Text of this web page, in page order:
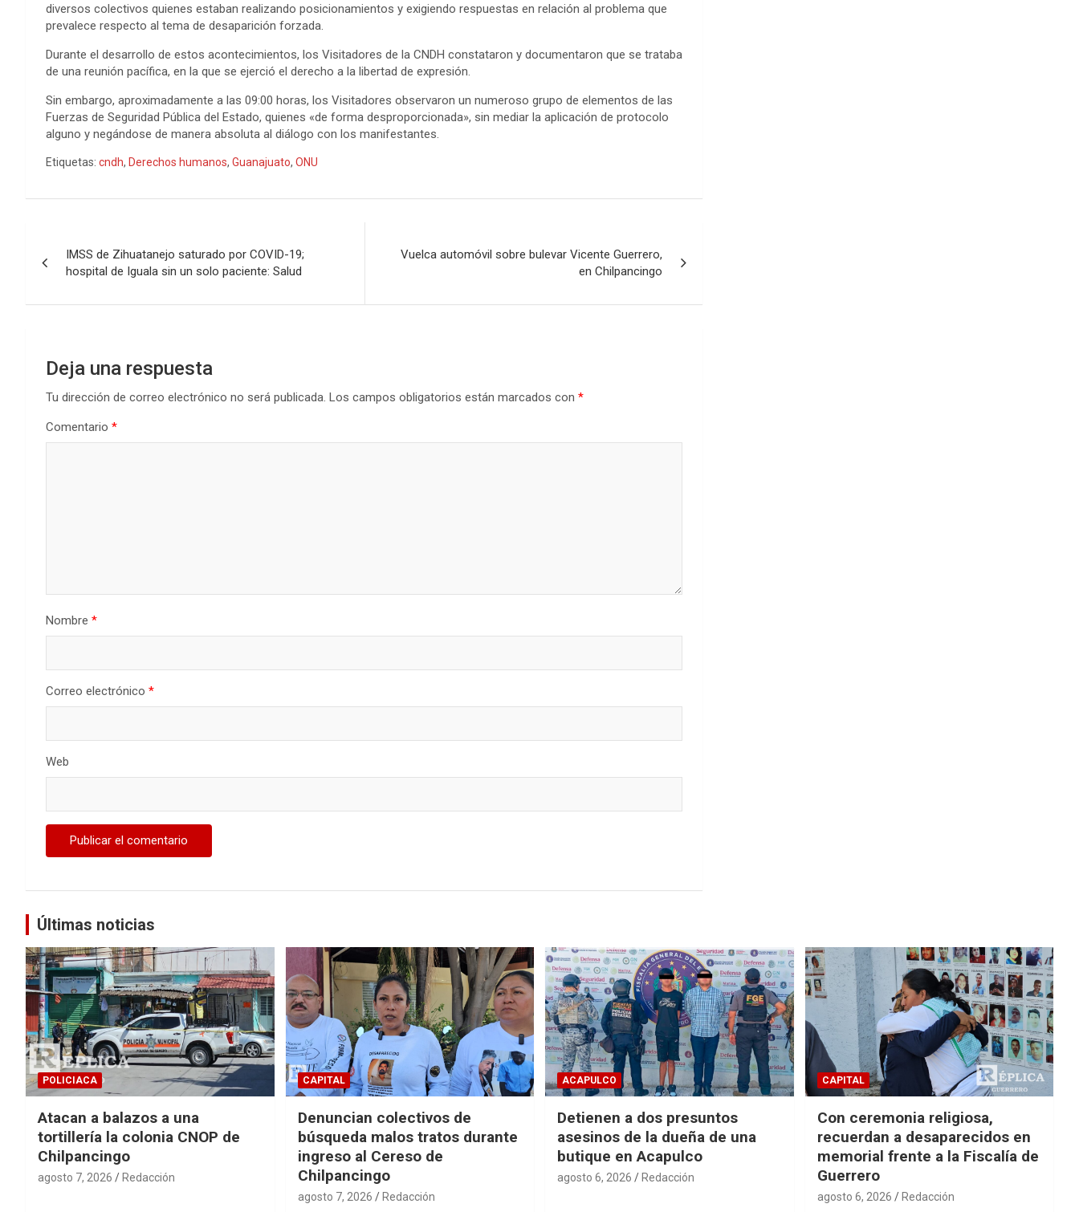
diversos colectivos quienes estaban realizando posicionamientos y exigiendo respuestas en relación al problema que
prevalece respecto al tema de desaparición forzada.
Durante el desarrollo de estos acontecimientos, los Visitadores de la CNDH constataron y documentaron que se trataba
de una reunión pacífica, en la que se ejerció el derecho a la libertad de expresión.
Sin embargo, aproximadamente a las 09:00 horas, los Visitadores observaron un numeroso grupo de elementos de las
Fuerzas de Seguridad Pública del Estado, quienes «de forma desproporcionada», sin mediar la aplicación de protocolo
alguno y negándose de manera absoluta al diálogo con los manifestantes.
Etiquetas: cndh, Derechos humanos, Guanajuato, ONU
de
entradas
IMSS de Zihuatanejo saturado por COVID-19;
hospital de Iguala sin un solo paciente: Salud
Vuelca automóvil sobre bulevar Vicente Guerrero,
en Chilpancingo
Deja una respuesta
Tu dirección de correo electrónico no será publicada. Los campos obligatorios están marcados con *
Comentario *
Nombre *
Correo electrónico *
Web
Últimas noticias
POLICIACA
Atacan a balazos a una
tortillería la colonia CNOP de
Chilpancingo
agosto 7, 2026 Redacción
CAPITAL
Denuncian colectivos de
búsqueda malos tratos durante
ingreso al Cereso de
Chilpancingo
agosto 7, 2026 Redacción
ACAPULCO
Detienen a dos presuntos
asesinos de la dueña de una
butique en Acapulco
agosto 6, 2026 Redacción
CAPITAL
Con ceremonia religiosa,
recuerdan a desaparecidos en
memorial frente a la Fiscalía de
Guerrero
agosto 6, 2026 Redacción